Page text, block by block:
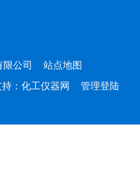
限公司 站点地图
： 化工仪器网 管理登陆